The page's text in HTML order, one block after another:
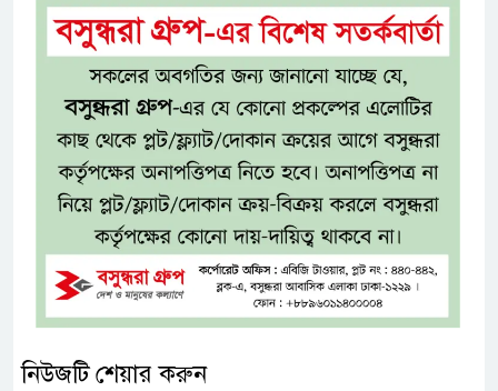
নিউজটি শেয়ার করুন